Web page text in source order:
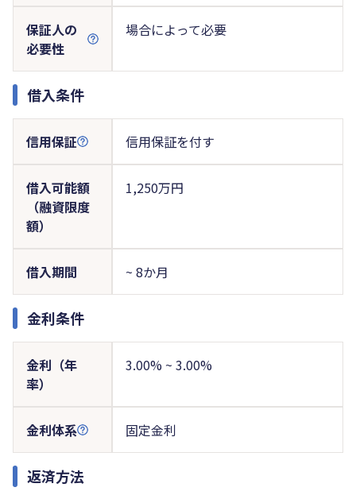
保証人の
必要性
場合によって必要
借入条件
信用保証 信用保証を付す
借入可能額
（融資限度
額）
1,250万円
借入期間 ~ 8か月
金利条件
金利（年
率）
3.00% ~ 3.00%
金利体系 固定金利
返済方法